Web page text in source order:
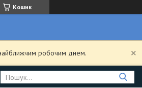
Кошик
робочим днем.